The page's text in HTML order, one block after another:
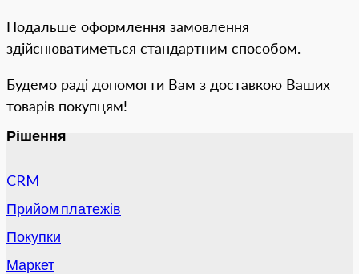
Подальше оформлення замовлення
здійснюватиметься стандартним способом.
Будемо раді допомогти Вам з доставкою Ваших
товарів покупцям!
Рішення
CRM
Прийом платежів
Покупки
Маркет